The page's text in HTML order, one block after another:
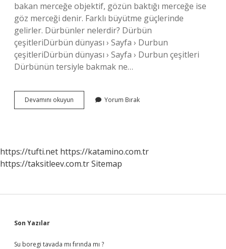
bakan merceğe objektif, gözün baktığı merceğe ise
göz merceği denir. Farklı büyütme güçlerinde
gelirler. Dürbünler nelerdir? Dürbün
çeşitleriDürbün dünyası › Sayfa › Durbun
çeşitleriDürbün dünyası › Sayfa › Durbun çeşitleri
Dürbünün tersiyle bakmak ne…
Devamını okuyun Dürbünü
Tersiyle
Yorum Bırak
https://tufti.net https://katamino.com.tr
https://taksitleev.com.trSitemap
Sidebar
Son Yazılar
Su boregi tavada mı fırında mı ?